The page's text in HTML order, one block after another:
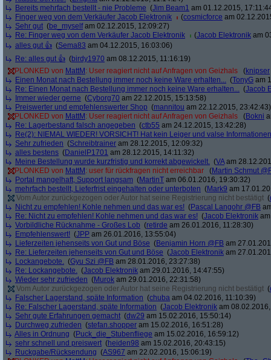
Bereits mehrfach bestellt - nie Probleme (Jim Beam1 am 01.12.2015,
Finger weg von dem Verkäufer Jacob Elektronik
(cosmicforce am
Sehr gut (be_myselfam 02.12.2015, 12:09:27)
Re: Finger weg von dem Verkäufer Jacob Elektronik
(Jacob Elektronik am
alles gut 👍 (Sema83 am 04.12.2015, 16:03:06)
Re: alles gut 👍 (birdy1970 am 08.12.2015, 11:16:19)
PLONKED von MattM : User reagiert nicht auf Anfragen von Geizhals (knipser
Einen Monat nach Bestellung immer noch keine Ware erhalten... (TonyG am
Re: Einen Monat nach Bestellung immer noch keine Ware erhalten... (Jacob
Immer wieder gerne (Cyborg70 am 22.12.2015, 15:13:58)
Preiswerter und empfehlenswerter Shop (mannitou am 22.12.2015, 23:42:43)
PLONKED von MattM : User reagiert nicht auf Anfragen von Geizhals (Bokni
Re: Lagerbestand falsch angegeben (ctb55 am 24.12.2015, 13:42:28)
Re(2): NIEMAL WIEDER! VORSICHT! Hat kein Leiger und valse Informationen
Sehr zufrieden (Schreibtrainer am 28.12.2015, 12:09:32)
alles bestens (DanielP1701 am 28.12.2015, 14:11:32)
Meine Bestellung wurde kurzfristig und korrekt abgewickelt. (VAam
PLONKED von MattM : user für rückfragen nicht erreichbar (Martin Schmut
Portal mangelhaft, Support langsam (MartinT am 06.01.2016, 19:30:32)
mehrfach bestellt, Lieferfrist eingehalten oder unterboten (Mark9 am
Vom Autor zurückgezogen oder Autor hat seine Registrierung nicht bestätigt (
Nicht zu empfehlen! Kohle nehmen und das war es! (Pascal Langohr @FB
Re: Nicht zu empfehlen! Kohle nehmen und das war es! (Jacob Elektronik
Vorbildliche Rücknahme - Großes Lob (retirde am 26.01.2016, 11:28:30)
Empfehlenswert! (JPP am 26.01.2016, 13:55:04)
Lieferzeiten jehenseits von Gut und Böse (Benjamin Horn @FB am
Re: Lieferzeiten jehenseits von Gut und Böse (Jacob Elektronik am
Lockangebote. (Gyu Szi @FB am 28.01.2016, 23:27:38)
Re: Lockangebote. (Jacob Elektronik am 29.01.2016, 14:47:55)
Wieder sehr zufrieden (Murok am 29.01.2016, 22:31:58)
Vom Autor zurückgezogen oder Autor hat seine Registrierung nicht bestätigt (
Falscher Lagerstand, späte Information (chuba am 04.02.2016, 11:10:39)
Re: Falscher Lagerstand, späte Information (Jacob Elektronik am
Sehr gute Erfahrungen gemacht (dw29 am 15.02.2016, 15:50:14)
Durchweg zufrieden (stefan.shopper am 15.02.2016, 16:51:28)
Alles in Ordnung (Puck_die_Stubenfliege am 15.02.2016, 16:59:12)
sehr schnell und preiswert (heiden98 am 15.02.2016, 20:43:15)
Ruckgabe/Rücksendung (AS967 am 22.02.2016, 15:06:19)